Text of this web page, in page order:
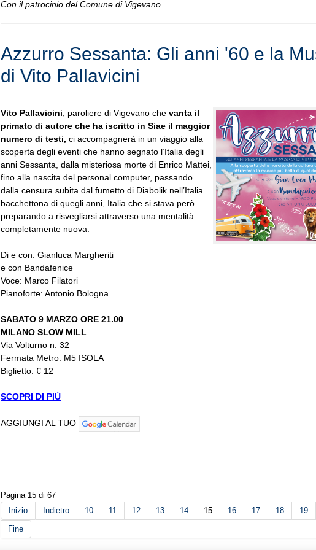
Con il patrocinio del Comune di Vigevano
Azzurro Sessanta: Gli anni '60 e la
di Vito Pallavicini
Vito Pallavicini , paroliere di Vigevano che vanta il
primato di autore che ha iscritto in Siae il maggior
numero di testi, ci accompagnerà in un viaggio alla
scoperta degli eventi che hanno segnato l’Italia degli
anni Sessanta, dalla misteriosa morte di Enrico Mattei,
fino alla nascita del personal computer, passando
dalla censura subita dal fumetto di Diabolik nell’Italia
bacchettona di quegli anni, Italia che si stava però
preparando a risvegliarsi attraverso una mentalità
completamente nuova.
Di e con: Gianluca Margheriti
e con Bandafenice
Voce: Marco Filatori
Pianoforte: Antonio Bologna
SABATO 9 MARZO ORE 21.00
MILANO SLOW MILL
Via Volturno n. 32
Fermata Metro: M5 ISOLA
Biglietto: € 12
SCOPRI DI PIÙ
AGGIUNGI AL TUO
Pagina 15 di 67
Inizio
Indietro 10 11 12 13 14 15 16 17 18
19
Fine